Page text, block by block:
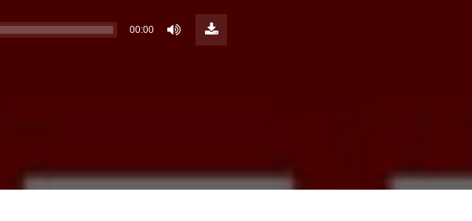
00:00
Download
()